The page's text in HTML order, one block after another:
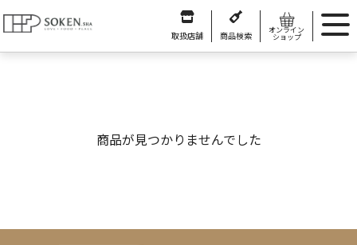
取扱店舗 商品検索
オンライン
ショップ
商品が見つかりませんでした